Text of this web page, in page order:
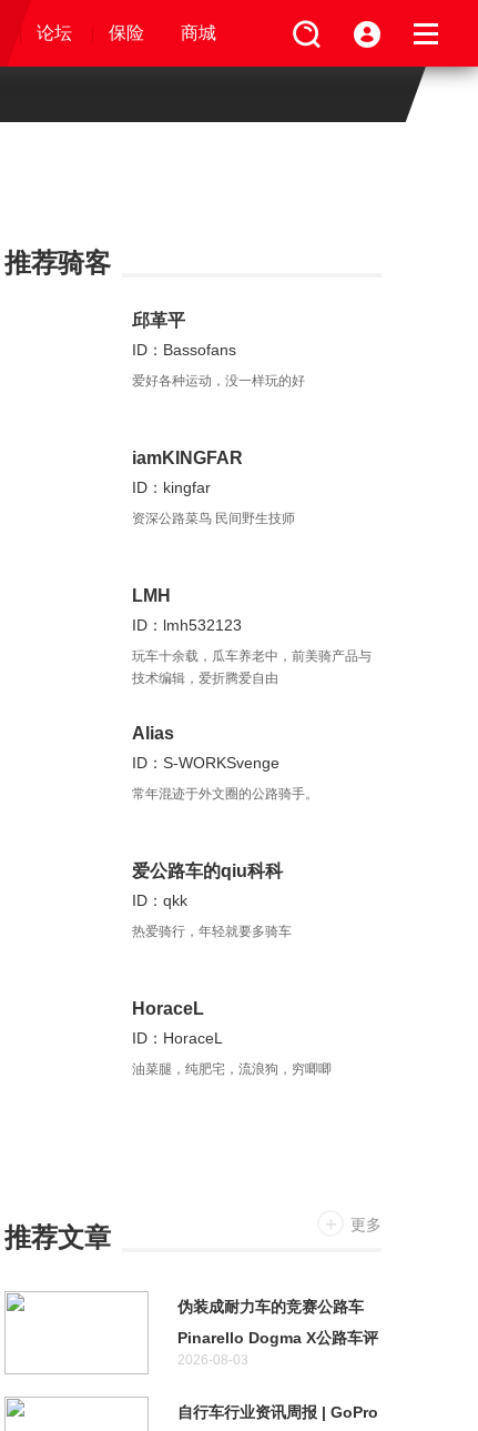
保险 商城
论坛 保险 商城
论坛 保险 商城
论坛 保险 商城
推荐骑客
邱革平
ID：Bassofans
爱好各种运动，没一样玩的好
iamKINGFAR
ID：kingfar
资深公路菜鸟 民间野生技师
LMH
ID：lmh532123
玩车十余载，瓜车养老中，前美骑产品与
技术编辑，爱折腾爱自由
Alias
ID：S-WORKSvenge
常年混迹于外文圈的公路骑手。
爱公路车的qiu科科
ID：qkk
热爱骑行，年轻就要多骑车
HoraceL
ID：HoraceL
油菜腿，纯肥宅，流浪狗，穷唧唧
推荐文章 更多
伪装成耐力车的竞赛公路车
Pinarello Dogma X公路车评
测
2026-08-03
自行车行业资讯周报 | GoPro